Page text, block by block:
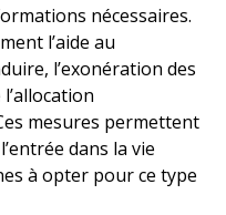
nécessaires.
l’aide au
l’exonération des
mesures permettent
dans la vie
à opter pour ce type